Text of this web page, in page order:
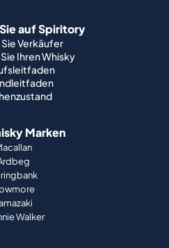
auf Spiritory
Verkäufer
Ihren Whisky
Marken
Walker